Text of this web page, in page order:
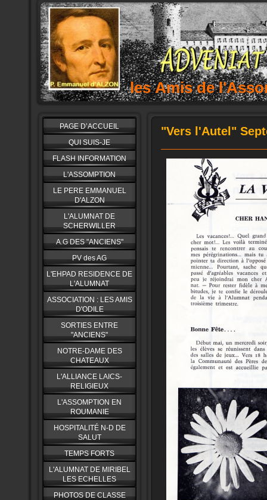
les Amis de
PAGE D’ACCUEIL
QUI SUIS-JE
FLASH INFORMATION
L'ASSOMPTION
LE PERE EMMANUEL
D'ALZON
L'ALUMNAT DE
SCHERWILLER
A.G DES "ANCIENS"
PV des AG
L'EHPAD RESIDENCE DE
L'ALUMNAT
ASSOCIATION : LES AMIS
D'ODILE
SORTIES ENTRE
"ANCIENS"
NOTRE-DAME DES
CHATEAUX
L'ALLIANCE LAICS-
RELIGIEUX
L'ASSOMPTION EN
ROUMANIE
HOSPITALITÉ N-D DE
SALUT
TEMPS FORTS
L'ALUMNAT DE MIRIBEL
LES ECHELLES
PHOTOS DE CLASSE
"Vers l'Autel"